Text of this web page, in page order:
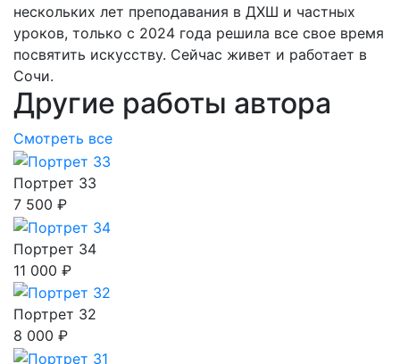
нескольких лет преподавания в ДХШ и частных
уроков, только с 2024 года решила все свое время
посвятить искусству. Сейчас живет и работает в
Сочи.
Другие работы автора
Смотреть все
Портрет 33
7 500 ₽
Портрет 34
11 000 ₽
Портрет 32
8 000 ₽